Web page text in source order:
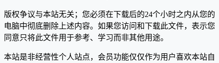
版权争议与本站无关；您必须在下载后的24个小时之内从您的
电脑中彻底删除上述内容。如果您访问和下载此文件，表示您
同意只将此文件用于参考、学习而非其他用途。
本站是非经营性个人站点，会员功能仅仅作为用户喜欢本站自